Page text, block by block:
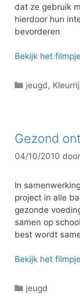
dat ze gebruik
hierdoor hun
bevorderen
Bekijk het filmpje
C
g
r
e
ë
n
jeugd,
Gezond
04/10/2010 door
In
project in alle
gezonde
samen op
best wordt
Bekijk het filmpje
C
jeugd